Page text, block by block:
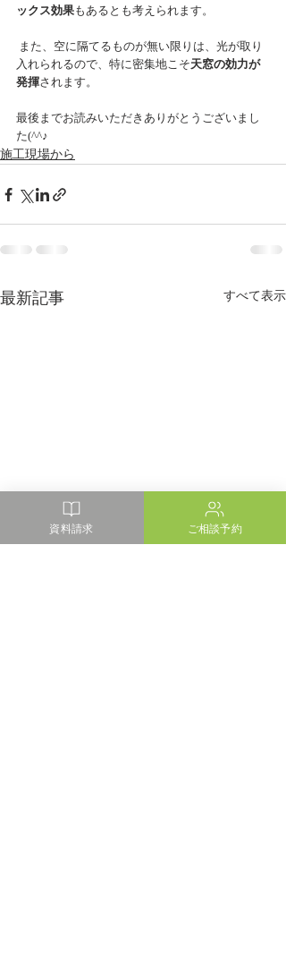
ックス効果もあるとも考えられます。
入れられるので、特に密集地こそ天窓の効力が
発揮されます。
最後までお読みいただきありがとうございまし
た(^^♪
施工現場から
最新記事 すべて表示
資料請求 ご相談予約